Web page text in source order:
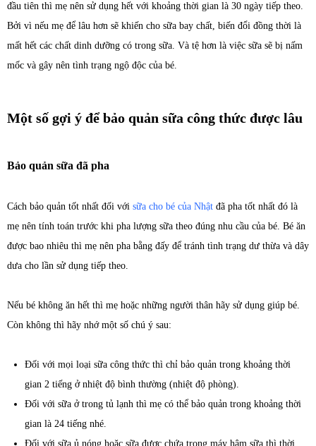
đầu tiên thì mẹ nên sử dụng hết với khoảng thời gian là 30 ngày tiếp theo.
Bởi vì nếu mẹ để lâu hơn sẽ khiến cho sữa bay chất, biến đổi đồng thời là
mất hết các chất dinh dưỡng có trong sữa. Và tệ hơn là việc sữa sẽ bị nấm
mốc và gây nên tình trạng ngộ độc của bé.
Một số gợi ý để bảo quản sữa công thức được lâu
Bảo quản sữa đã pha
Cách bảo quản tốt nhất đối với sữa cho bé của Nhật đã pha tốt nhất đó là
mẹ nên tính toán trước khi pha lượng sữa theo đúng nhu cầu của bé. Bé ăn
được bao nhiêu thì mẹ nên pha bằng đấy để tránh tình trạng dư thừa và dây
dưa cho lần sử dụng tiếp theo.
Nếu bé không ăn hết thì mẹ hoặc những người thân hãy sử dụng giúp bé.
Còn không thì hãy nhớ một số chú ý sau:
Đối với mọi loại sữa công thức thì chỉ bảo quản trong khoảng thời
gian 2 tiếng ở nhiệt độ bình thường (nhiệt độ phòng).
Đối với sữa ở trong tủ lạnh thì mẹ có thể bảo quản trong khoảng thời
gian là 24 tiếng nhé.
Đối với sữa ủ nóng hoặc sữa được chứa trong máy hâm sữa thì thời